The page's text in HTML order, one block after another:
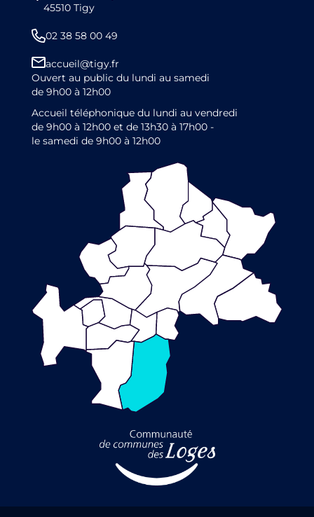
45510 Tigy
02 38 58 00 49
accueil@tigy.fr
Ouvert au public du lundi au samedi
de 9h00 à 12h00
Accueil téléphonique du lundi au vendredi
de 9h00 à 12h00 et de 13h30 à 17h00 -
le samedi de 9h00 à 12h00